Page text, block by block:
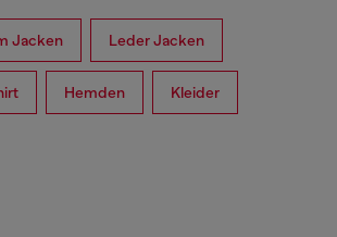
Jacken Leder Jacken
Hemden Kleider